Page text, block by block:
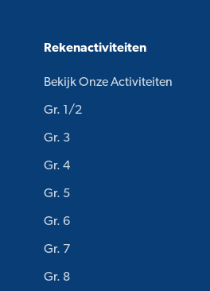
Rekenactiviteiten
Bekijk Onze Activiteiten
Gr. 1/2
Gr. 3
Gr. 4
Gr. 5
Gr. 6
Gr. 7
Gr. 8